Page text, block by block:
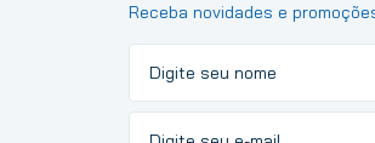
Receba novidades e